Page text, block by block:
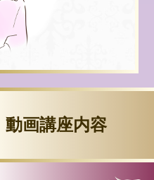
動画講座内容